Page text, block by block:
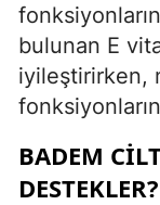
bulunan E
iyileştirirken,
BADEM
DESTEKLER?